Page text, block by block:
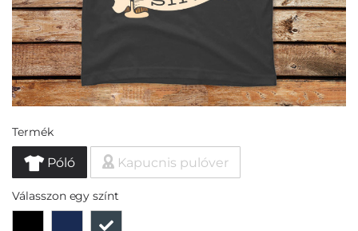
Termék
Póló Kapucnis pulóver
Válasszon egy színt